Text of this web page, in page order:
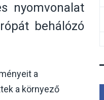
nyomvonalat
behálózó
a
a környező